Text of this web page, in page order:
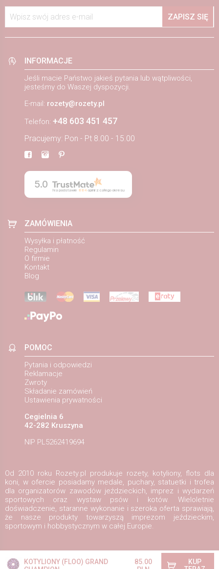
KOTYLIONY (FLOO) GRAND
85.00
KUP
Wpisz swój adres e-mail ZAPISZ SIĘ
INFORMACJE
Jeśli macie Państwo jakieś pytania lub wątpliwości,
jesteśmy do Waszej dyspozycji.
E-mail: rozety@rozety.pl
Telefon: +48 603 451 457
Pracujemy: Pon - Pt 8.00 - 15.00
5.0
Na podstawie 884opinii z całego okresu
ZAMÓWIENIA
Wysyłka i płatność
Regulamin
O firmie
Kontakt
Blog
POMOC
Pytania i odpowiedzi
Reklamacje
Zwroty
Składanie zamówień
Ustawienia prywatności
Cegielnia 6
42-282 Kruszyna
NIP PL5262419694
Od 2010 roku Rozety.pl produkuje rozety, kotyliony, flots dla
koni, w ofercie posiadamy medale, puchary, statuetki i trofea
dla organizatorów zawodów jeździeckich, imprez i wydarzeń
sportowych oraz wystaw psów i kotów. Wieloletnie
doświadczenie, staranne wykonanie i szeroka oferta sprawiają,
że nasze produkty towarzyszą imprezom jeździeckim,
sportowym i hobbystycznym w całej Europie.
Copyright ©2026Rozety.pl Projekt i wykonanie: